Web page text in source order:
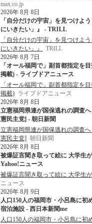
max.co.jp
2026年 8月 8日
「自分だけの宇宙」を見つけよ
にいきたい」』 - TRILL
「自分だけの宇宙」を見つけよ
にいきたい」』
TRILL
2026年 8月 7日
「オール福岡で」副首都指定を
掲載) - ライブドアニュース
「オール福岡で」副首都指定を
掲載) ライブドアニュース
2026年 8月 8日
立憲福岡県連が国保逃れの調査
憲民主党] - 朝日新聞
立憲福岡県連が国保逃れの調査
憲民主党] 朝日新聞
2026年 8月 8日
被爆証言聞き取って絵に 大学生
Yahoo!ニュース
被爆証言聞き取って絵に 大学生
ニュース
2026年 8月 9日
人口150人の福岡市・小呂島に初
宿泊施設 - 西日本新聞me
人口150人の福岡市・小呂島に初